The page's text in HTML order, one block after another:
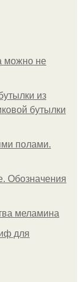
можно не
из
бутылки
полами.
Обозначения
меламина
для